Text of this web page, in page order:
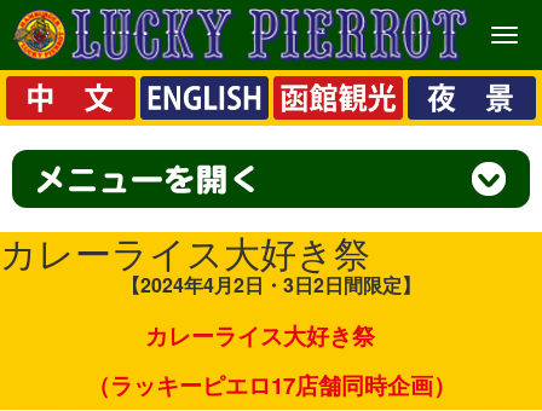
メ
ニ
ュ
ー
カレーライス大好き祭
【2024年4月2日・3日2日間限定】
カレーライス大好き祭
（ラッキーピエロ17店舗同時企画）